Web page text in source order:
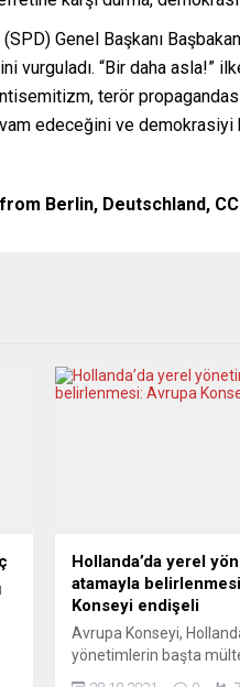
Genel Başkanı
vurguladı. “Bir daha
terör
edeceğini ve demokrasiyi
Berlin, Deutschland, CC
Hollanda’da yerel
atamayla
Konseyi endişeli
Avrupa Konseyi,
yönetimlerin başta